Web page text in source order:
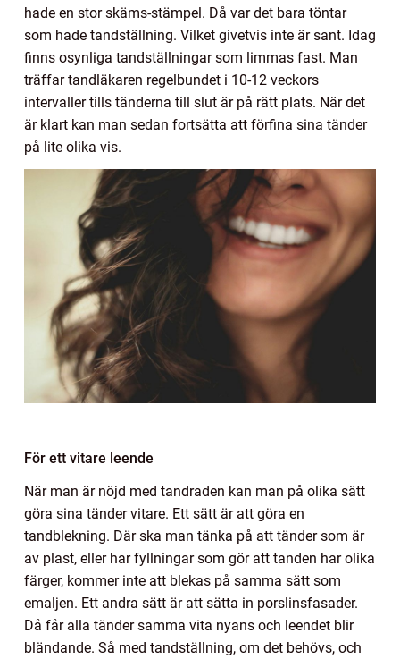
hade en stor skäms-stämpel. Då var det bara töntar
som hade tandställning. Vilket givetvis inte är sant. Idag
finns osynliga tandställningar som limmas fast. Man
träffar tandläkaren regelbundet i 10-12 veckors
intervaller tills tänderna till slut är på rätt plats. När det
är klart kan man sedan fortsätta att förfina sina tänder
på lite olika vis.
För ett vitare leende
När man är nöjd med tandraden kan man på olika sätt
göra sina tänder vitare. Ett sätt är att göra en
tandblekning. Där ska man tänka på att tänder som är
av plast, eller har fyllningar som gör att tanden har olika
färger, kommer inte att blekas på samma sätt som
emaljen. Ett andra sätt är att sätta in porslinsfasader.
Då får alla tänder samma vita nyans och leendet blir
bländande. Så med tandställning, om det behövs, och